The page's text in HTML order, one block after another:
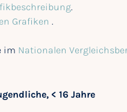
.
Grafiken .
im Nationalen
< 16 Jahre